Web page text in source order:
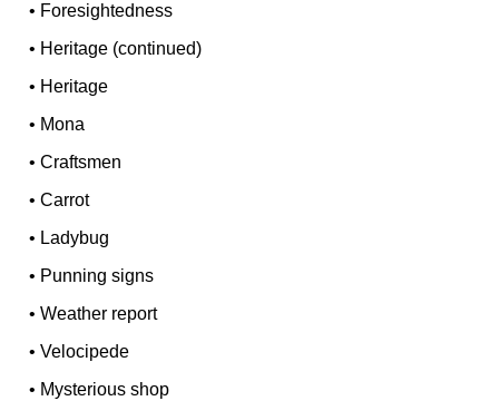
• Foresightedness
• Heritage (continued)
• Heritage
• Mona
•Craftsmen
•Carrot
• Ladybug
• Punning signs
•Weather report
•Velocipede
• Mysterious shop